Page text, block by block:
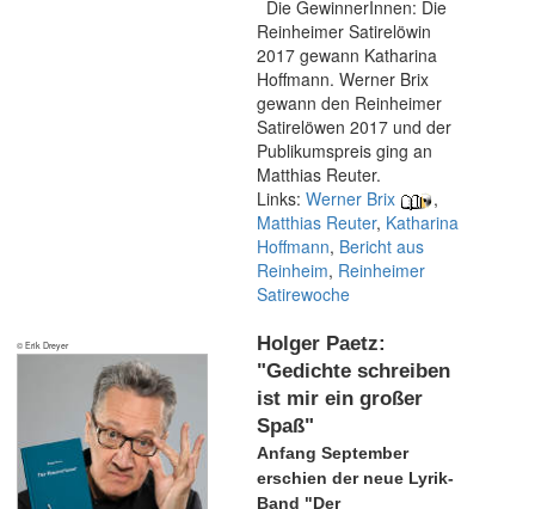
Die GewinnerInnen: Die
Reinheimer Satirelöwin
2017 gewann Katharina
Hoffmann. Werner Brix
gewann den Reinheimer
Satirelöwen 2017 und der
Publikumspreis ging an
Matthias Reuter.
Links: Werner Brix
,
Matthias Reuter, Katharina
Hoffmann, Bericht aus
Reinheim, Reinheimer
Satirewoche
© Erik Dreyer
Holger Paetz:
"Gedichte schreiben
ist mir ein großer
Spaß"
Anfang September
erschien der neue Lyrik-
Band "Der